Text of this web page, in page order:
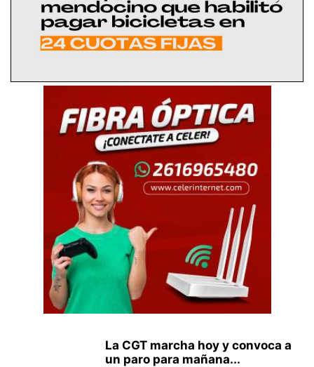
La CGT marcha hoy y convoca a
un paro para mañana...